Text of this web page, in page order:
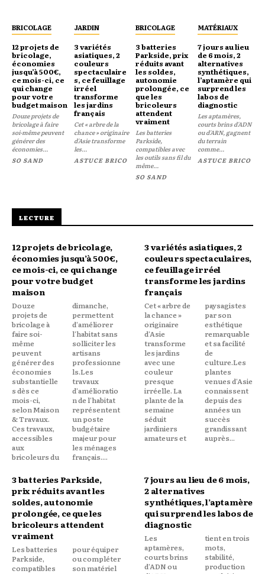
BRICOLAGE
12 projets de
bricolage,
économies
jusqu’à 500€,
ce mois-ci, ce
qui change
pour votre
budget maison
Douze projets de
bricolage à faire
soi-même peuvent
générer des
économies...
SO SAND
JARDIN
3 variétés
asiatiques, 2
couleurs
spectaculaire
s, ce feuillage
irréel
transforme
les jardins
français
Cet « arbre de la
chance » originaire
d'Asie transforme
les...
ASTUCE BRICO
BRICOLAGE
3 batteries
Parkside, prix
réduits avant
les soldes,
autonomie
prolongée, ce
que les
bricoleurs
attendent
vraiment
Les batteries
Parkside,
compatibles avec
les outils sans fil du
même...
SO SAND
MATÉRIAUX
7 jours au lieu
de 6 mois, 2
alternatives
synthétiques,
l’aptamère qui
surprend les
labos de
diagnostic
Les aptamères,
courts brins d'ADN
ou d'ARN, gagnent
du terrain
comme...
ASTUCE BRICO
LECTURE
12 projets de bricolage,
économies jusqu’à 500€,
ce mois-ci, ce qui change
pour votre budget
maison
Douze
projets de
bricolage à
faire soi-
même
peuvent
générer des
économies
substantielle
s dès ce
mois-ci,
selon Maison
& Travaux.
Ces travaux,
accessibles
aux
bricoleurs du
dimanche,
permettent
d'améliorer
l'habitat sans
solliciter les
artisans
professionne
ls.Les
travaux
d'amélioratio
n de l'habitat
représentent
un poste
budgétaire
majeur pour
les ménages
français....
3 variétés asiatiques, 2
couleurs spectaculaires,
ce feuillage irréel
transforme les jardins
français
Cet « arbre de
la chance »
originaire
d'Asie
transforme
les jardins
avec une
couleur
presque
irréelle. La
plante de la
semaine
séduit
jardiniers
amateurs et
paysagistes
par son
esthétique
remarquable
et sa facilité
de
culture.Les
plantes
venues d'Asie
connaissent
depuis des
années un
succès
grandissant
auprès...
3 batteries Parkside,
prix réduits avant les
soldes, autonomie
prolongée, ce que les
bricoleurs attendent
vraiment
Les batteries
Parkside,
compatibles
pour équiper
ou compléter
son matériel
7 jours au lieu de 6 mois,
2 alternatives
synthétiques, l’aptamère
qui surprend les labos de
diagnostic
Les
aptamères,
courts brins
d'ADN ou
tient en trois
mots,
stabilité,
production